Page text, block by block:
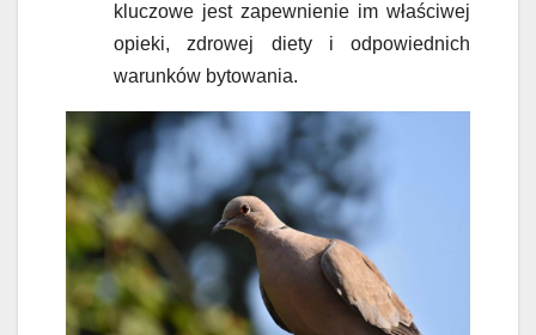
kluczowe jest zapewnienie im właściwej
opieki, zdrowej diety i odpowiednich
warunków bytowania.